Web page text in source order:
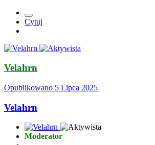
Cytuj
Velahrn
Opublikowano 5 Lipca 2025
Velahrn
Moderator